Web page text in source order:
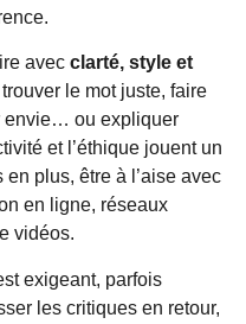
avec clarté, style et
le mot juste, faire
envie… ou expliquer
et l’éthique jouent un
plus, être à l’aise avec
en ligne, réseaux
vidéos.
exigeant, parfois
les critiques en retour,